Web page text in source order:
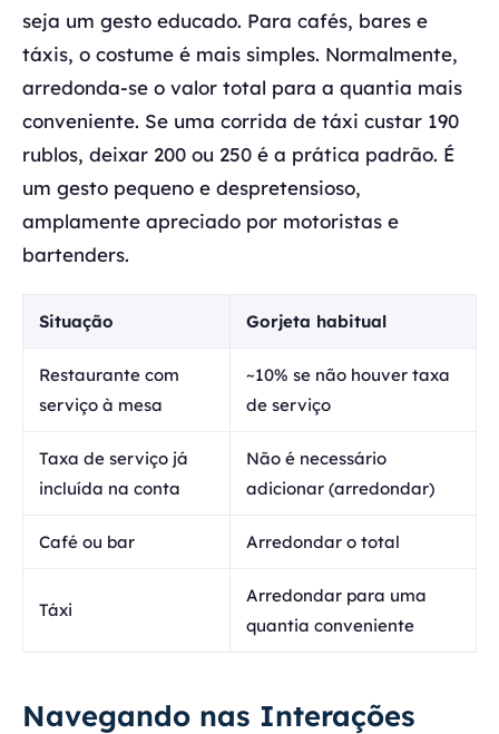
seja um gesto educado. Para cafés, bares e
táxis, o costume é mais simples. Normalmente,
arredonda-se o valor total para a quantia mais
conveniente. Se uma corrida de táxi custar 190
rublos, deixar 200 ou 250 é a prática padrão. É
um gesto pequeno e despretensioso,
amplamente apreciado por motoristas e
bartenders.
Situação Gorjeta habitual
Restaurante com
serviço à mesa
~10% se não houver taxa
de serviço
Taxa de serviço já
incluída na conta
Não é necessário
adicionar (arredondar)
Café ou bar Arredondar o total
Táxi
Arredondar para uma
quantia conveniente
Navegando nas Interações